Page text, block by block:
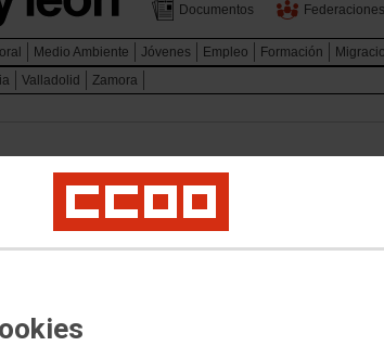
Documentos
Federaciones
Medio Ambiente Jóvenes Empleo Formación
Valladolid
Zamora
en la Junta de
las clamorosas
en nuestra